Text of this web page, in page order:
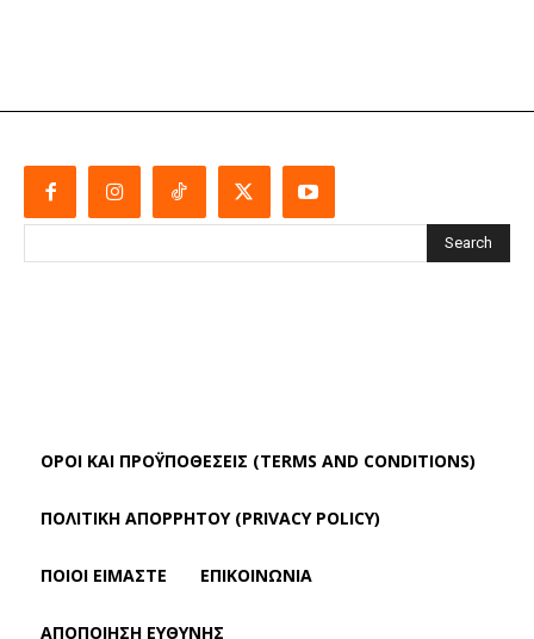
Search
ΌΡΟΙ ΚΑΙ ΠΡΟΫΠΟΘΈΣΕΙΣ (TERMS AND CONDITIONS)
ΠΟΛΙΤΙΚΗ ΑΠΟΡΡΗΤΟΥ (PRIVACY POLICY)
ΠΟΙΟΙ ΕΙΜΑΣΤΕ ΕΠΙΚΟΙΝΩΝΙΑ
ΑΠΟΠΟΊΗΣΗ ΕΥΘΎΝΗΣ